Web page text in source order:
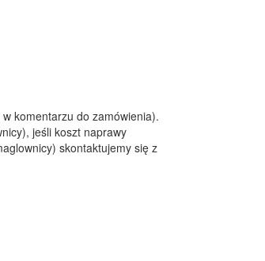
komentarzu do zamówienia).
jeśli koszt naprawy
skontaktujemy się z